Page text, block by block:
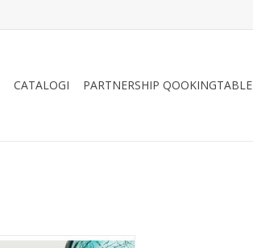
CATALOGI PARTNERSHIP QOOKINGTABLE
Wijnglas Arca Ice,